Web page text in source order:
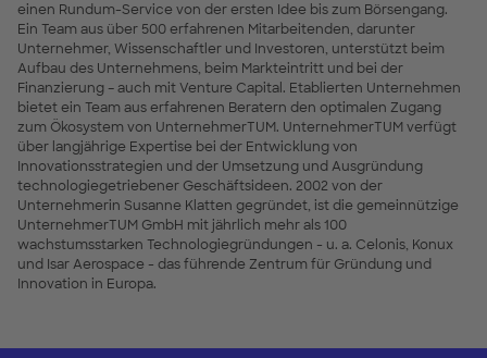
einen Rundum-Service von der ersten Idee bis zum Börsengang.
Ein Team aus über 500 erfahrenen Mitarbeitenden, darunter
Unternehmer, Wissenschaftler und Investoren, unterstützt beim
Aufbau des Unternehmens, beim Markteintritt und bei der
Finanzierung – auch mit Venture Capital. Etablierten Unternehmen
bietet ein Team aus erfahrenen Beratern den optimalen Zugang
zum Ökosystem von UnternehmerTUM. UnternehmerTUM verfügt
über langjährige Expertise bei der Entwicklung von
Innovationsstrategien und der Umsetzung und Ausgründung
technologiegetriebener Geschäftsideen. 2002 von der
Unternehmerin Susanne Klatten gegründet, ist die gemeinnützige
UnternehmerTUM GmbH mit jährlich mehr als 100
wachstumsstarken Technologiegründungen - u. a. Celonis, Konux
und Isar Aerospace - das führende Zentrum für Gründung und
Innovation in Europa.